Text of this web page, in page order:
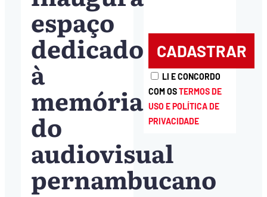
espaço
dedicado
à
memória
do
audiovisual
pernambucano
LI E CONCORDO
COM OSTERMOS DE
USO E POLÍTICA DE
PRIVACIDADE